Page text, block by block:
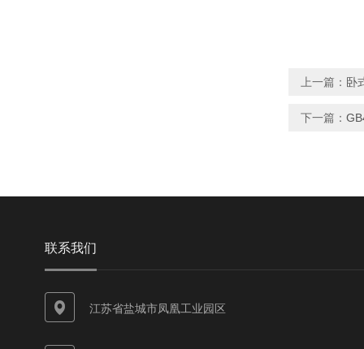
上一篇： 卧
下一篇：
联系我们
江苏省盐城市凤凰工业园区